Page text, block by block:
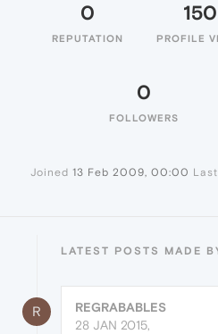
0
REPUTATION
150
PROFILE
0
FOLLOWERS
Joined 13 Feb 2009, 00:00
LATEST POSTS MADE
R
REGRABABLES
28 JAN 2015,